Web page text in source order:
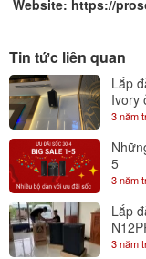
Website: https://
Tin tức liên quan
Lắp
Ivory
3 năm
5
3 năm
Lắp
3 năm